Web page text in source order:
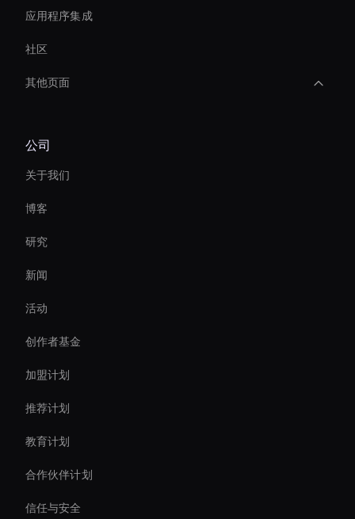
应用程序集成
社区
其他页面
Ai Avatar For Education
AI 视频缩略图生成器
Conversational Ai Avatar
Ai Agent For Automation
Interactive Product Demo Ai
Ai Avatar In Retail
Holographic Avatar For Retail Stores
公司
关于我们
博客
研究
新闻
活动
创作者基金
加盟计划
推荐计划
教育计划
合作伙伴计划
信任与安全